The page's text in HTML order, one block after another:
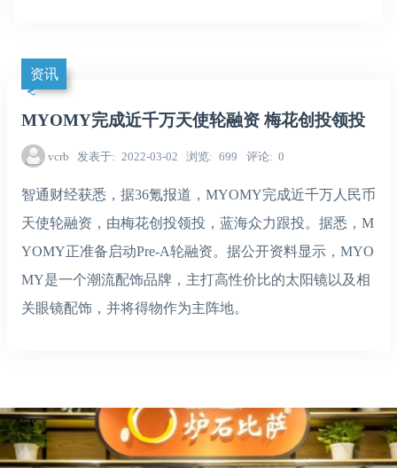
资讯
MYOMY完成近千万天使轮融资 梅花创投领投
vcrb 发表于 2022-03-02 浏览 699 评论 0
智通财经获悉，据36氪报道，MYOMY完成近千万人民币
天使轮融资，由梅花创投领投，蓝海众力跟投。据悉，M
YOMY正准备启动Pre-A轮融资。据公开资料显示，MYO
MY是一个潮流配饰品牌，主打高性价比的太阳镜以及相
关眼镜配饰，并将得物作为主阵地。